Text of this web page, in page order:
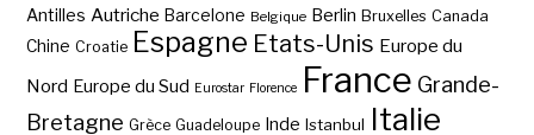
Antilles Autriche Barcelone Belgique Berlin Bruxelles Canada
Chine Croatie Espagne Etats-Unis Europe du
Nord Europe du Sud Eurostar Florence France Grande-
Bretagne Grèce Guadeloupe Inde Istanbul Italie